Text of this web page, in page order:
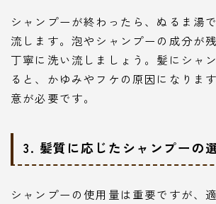
シャンプーが終わったら、ぬるま湯
流します。泡やシャンプーの成分が
丁寧に洗い流しましょう。髪にシャ
ると、かゆみやフケの原因になりま
意が必要です。
3. 髪質に応じたシャンプーの
シャンプーの使用量は重要ですが、